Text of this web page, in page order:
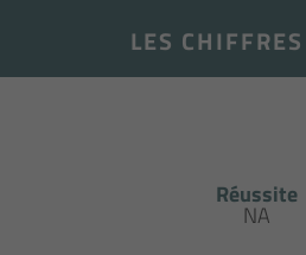
LES CHIFFRES
Réussite
NA